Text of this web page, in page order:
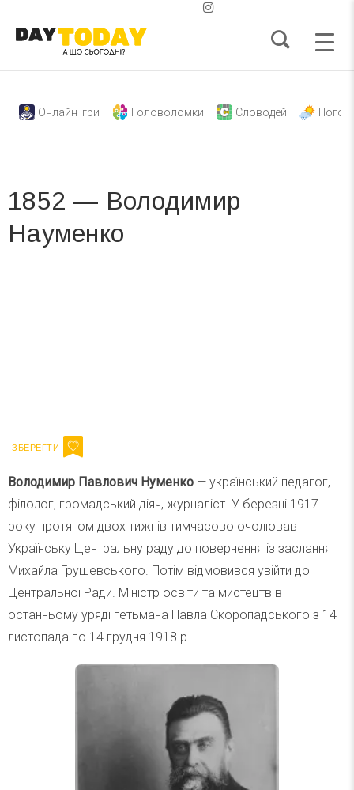
Онлайн Ігри Головоломки Словодей
1852 — Володимир
Науменко
Володимир Павлович Нуменко — український педагог,
філолог, громадський діяч, журналіст. У березні 1917
року протягом двох тижнів тимчасово очолював
Українську Центральну раду до повернення із заслання
Михайла Грушевського. Потім відмовився увійти до
Центральної Ради. Міністр освіти та мистецтв в
останньому уряді гетьмана Павла Скоропадського з 14
листопада по 14 грудня 1918 р.